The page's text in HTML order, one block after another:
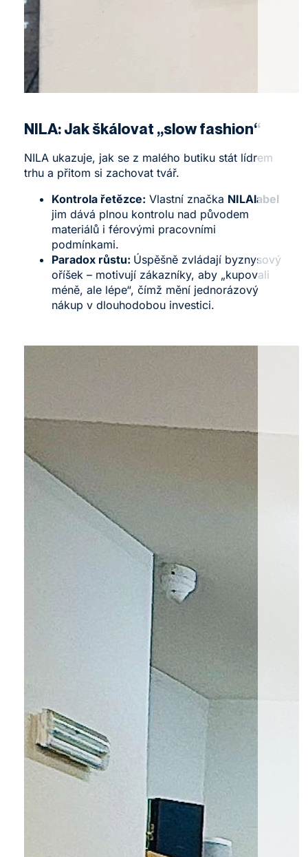
NILA: Jak škálovat „slow fashion“
NILA ukazuje, jak se z malého butiku stát lídrem
trhu a přitom si zachovat tvář.
Kontrola řetězce: Vlastní značka NILAlabel
jim dává plnou kontrolu nad původem
materiálů i férovými pracovními
podmínkami.
Paradox růstu: Úspěšně zvládají byznysový
oříšek – motivují zákazníky, aby „kupovali
méně, ale lépe“, čímž mění jednorázový
nákup v dlouhodobou investici.